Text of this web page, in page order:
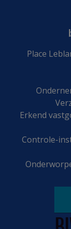
Place
Erkend
Controle-